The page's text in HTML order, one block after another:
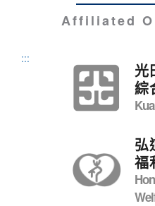
Affiliated
:::
光
綜
弘
福